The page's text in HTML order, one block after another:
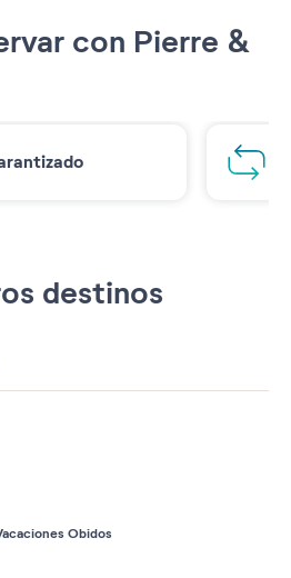
con Pierre &
destinos
Obidos